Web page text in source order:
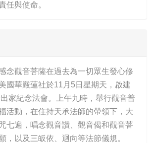
任與使命。
念觀音菩薩在過去為一切眾生發心修
國華嚴蓮社於11月5日星期天，啟建
家紀念法會。上午九時，舉行觀音普
活動，在住持天承法師的帶領下，大
七遍，唱念觀音讚、觀音偈和觀音菩
，以及三皈依、迴向等法節儀規。